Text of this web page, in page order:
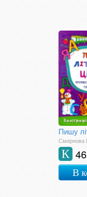
Смирнова
К
В